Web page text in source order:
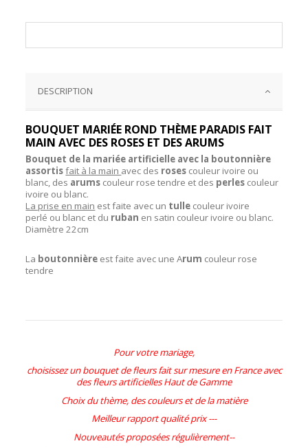
DESCRIPTION
BOUQUET MARIÉE ROND THÈME PARADIS FAIT
MAIN AVEC DES ROSES ET DES ARUMS
Bouquet de la mariée artificielle avec la boutonnière
assortisfait à la main avec des roses couleur ivoire ou
blanc, des arums couleur rose tendre et des perles couleur
ivoire ou blanc.
La prise en main est faite avec un tulle couleur ivoire
perlé ou blanc et du ruban en satin couleur ivoire ou blanc.
Diamètre 22cm
La boutonnière est faite avec une Arum couleur rose
tendre
Pour votre mariage,
choisissez un bouquet de fleurs fait sur mesure en France avec
des fleurs artificielles Haut de Gamme
Choix du thème, des couleurs et de la matière
Meilleur rapport qualité prix ---
Nouveautés proposées régulièrement--